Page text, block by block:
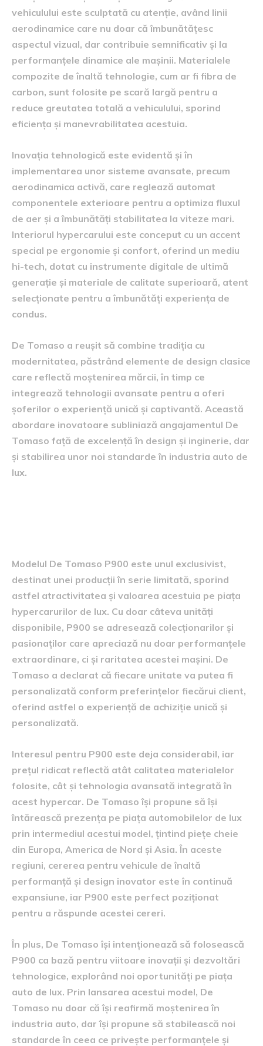
vehiculului este sculptată cu atenție, având linii
aerodinamice care nu doar că îmbunătățesc
aspectul vizual, dar contribuie semnificativ și la
performanțele dinamice ale mașinii. Materialele
compozite de înaltă tehnologie, cum ar fi fibra de
carbon, sunt folosite pe scară largă pentru a
reduce greutatea totală a vehiculului, sporind
eficiența și manevrabilitatea acestuia.
Inovația tehnologică este evidentă și în
implementarea unor sisteme avansate, precum
aerodinamica activă, care reglează automat
componentele exterioare pentru a optimiza fluxul
de aer și a îmbunătăți stabilitatea la viteze mari.
Interiorul hypercarului este conceput cu un accent
special pe ergonomie și confort, oferind un mediu
hi-tech, dotat cu instrumente digitale de ultimă
generație și materiale de calitate superioară, atent
selecționate pentru a îmbunătăți experiența de
condus.
De Tomaso a reușit să combine tradiția cu
modernitatea, păstrând elemente de design clasice
care reflectă moștenirea mărcii, în timp ce
integrează tehnologii avansate pentru a oferi
șoferilor o experiență unică și captivantă. Această
abordare inovatoare subliniază angajamentul De
Tomaso față de excelență în design și inginerie, dar
și stabilirea unor noi standarde în industria auto de
lux.
Modelul De Tomaso P900 este unul exclusivist,
destinat unei producții în serie limitată, sporind
astfel atractivitatea și valoarea acestuia pe piața
hypercarurilor de lux. Cu doar câteva unități
disponibile, P900 se adresează colecționarilor și
pasionaților care apreciază nu doar performanțele
extraordinare, ci și raritatea acestei mașini. De
Tomaso a declarat că fiecare unitate va putea fi
personalizată conform preferințelor fiecărui client,
oferind astfel o experiență de achiziție unică și
personalizată.
Interesul pentru P900 este deja considerabil, iar
prețul ridicat reflectă atât calitatea materialelor
folosite, cât și tehnologia avansată integrată în
acest hypercar. De Tomaso își propune să își
întărească prezența pe piața automobilelor de lux
prin intermediul acestui model, țintind piețe cheie
din Europa, America de Nord și Asia. În aceste
regiuni, cererea pentru vehicule de înaltă
performanță și design inovator este în continuă
expansiune, iar P900 este perfect poziționat
pentru a răspunde acestei cereri.
În plus, De Tomaso își intenționează să folosească
P900 ca bază pentru viitoare inovații și dezvoltări
tehnologice, explorând noi oportunități pe piața
auto de lux. Prin lansarea acestui model, De
Tomaso nu doar că își reafirmă moștenirea în
industria auto, dar își propune să stabilească noi
standarde în ceea ce privește performanțele și